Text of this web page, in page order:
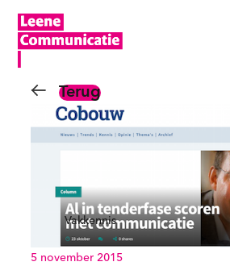
Terug
Vakkennis
5 november 2015